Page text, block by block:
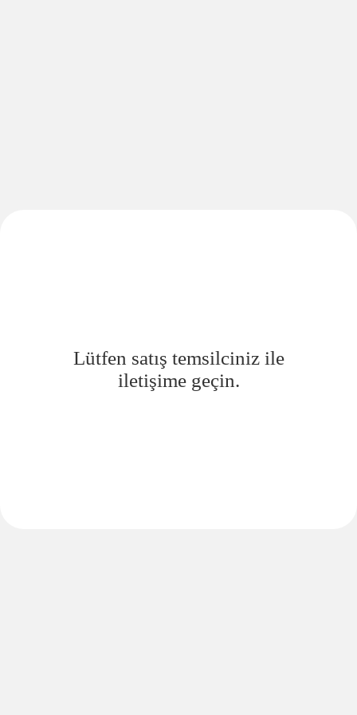
Lütfen satış temsilciniz ile
iletişime geçin.